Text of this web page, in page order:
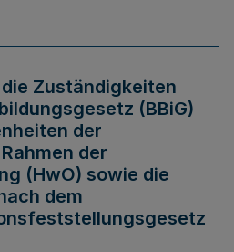
Zuständigkeiten
(BBiG)
der
der
(HwO) sowie die
dem